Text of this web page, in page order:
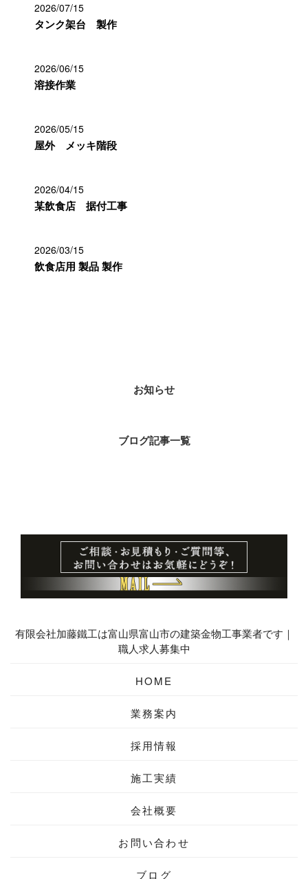
2026/07/15
タンク架台 製作
2026/06/15
溶接作業
2026/05/15
屋外 メッキ階段
2026/04/15
某飲食店 据付工事
2026/03/15
飲食店用 製品 製作
お知らせ
ブログ記事一覧
有限会社加藤鐵工は富山県富山市の建築金物工事業者です｜
職人求人募集中
HOME
業務案内
採用情報
施工実績
会社概要
お問い合わせ
ブログ